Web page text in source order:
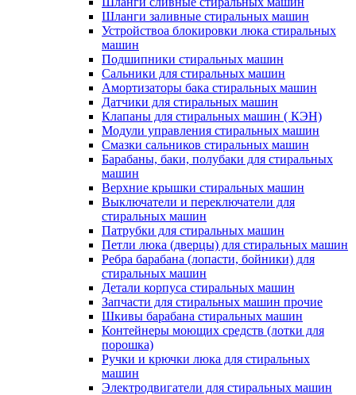
Шланги заливные стиральных машин
Устройствоа блокировки люка стиральных
машин
Подшипники стиральных машин
Сальники для стиральных машин
Амортизаторы бака стиральных машин
Датчики для стиральных машин
Клапаны для стиральных машин ( КЭН)
Модули управления стиральных машин
Смазки сальников стиральных машин
Барабаны, баки, полубаки для стиральных
машин
Верхние крышки стиральных машин
Выключатели и переключатели для
стиральных машин
Патрубки для стиральных машин
Петли люка (дверцы) для стиральных машин
Ребра барабана (лопасти, бойники) для
стиральных машин
Детали корпуса стиральных машин
Запчасти для стиральных машин прочие
Шкивы барабана стиральных машин
Контейнеры моющих средств (лотки для
порошка)
Ручки и крючки люка для стиральных
машин
Электродвигатели для стиральных машин